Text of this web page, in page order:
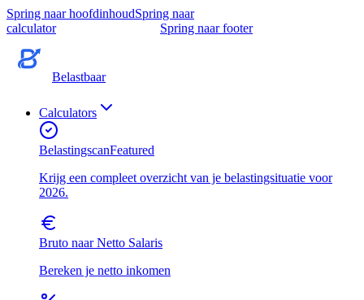
Spring naar hoofdinhoudSpring naar
calculator
Spring naar footer
Belastbaar
Calculators
BelastingscanFeatured
Krijg een compleet overzicht van je belastingsituatie voor
2026.
Bruto naar Netto Salaris
Bereken je netto inkomen